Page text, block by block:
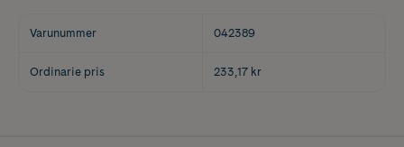
Varunummer 042389
Ordinarie pris 233,17 kr